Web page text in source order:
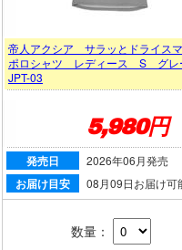
帝人アクシア サラッとドライス
ポロシャツ レディース S グ
JPT-03
5,980円
発売日 2026年06月発売
お届け目安 08月09日お届け可
数量：